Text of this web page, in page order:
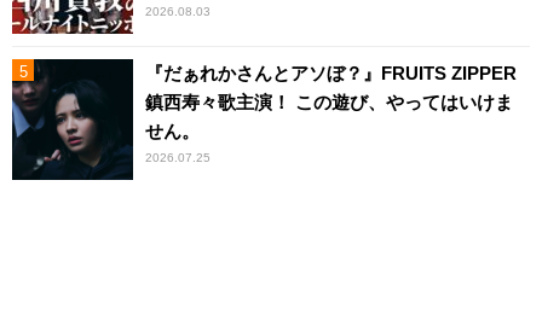
2026.08.03
『だぁれかさんとアソぼ？』FRUITS ZIPPER
鎮西寿々歌主演！ この遊び、やってはいけま
せん。
2026.07.25